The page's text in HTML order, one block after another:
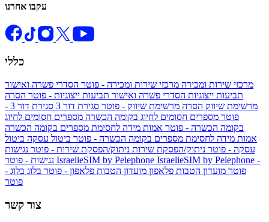
עקבו אחרנו
כללי
מרכזי שירות ומכירה מרכזי שירות ומכירה - פוטר הסדרי פשרה ואישור
תביעות ייצוגיות הסדרי פשרה ואישור תביעות ייצוגיות - פוטר הסרה
מרשימת שיווק הסרה מרשימת שיווק - פוטר סגירת דור 3
סגירת דור 3 -
פוטר מספרים חסומים לחיוג בקומה הכשרה מספרים חסומים לחיוג
בקומה הכשרה - פוטר אמות מידה לחסימת מספרים בקומה הכשרה
אמות מידה לחסימת מספרים בקומה הכשרה - פוטר ביטול עסקה ביטול
עסקה - פוטר ניתוק/הפסקת שירות ניתוק/הפסקת שירות - פוטר נגישות
IsraelieSIM by Pelephone IsraelieSIM by Pelephone -
פוטר מועדון הטבות פלאפון מועדון הטבות פלאפון - פוטר בלוג בלוג -
פוטר
צור קשר